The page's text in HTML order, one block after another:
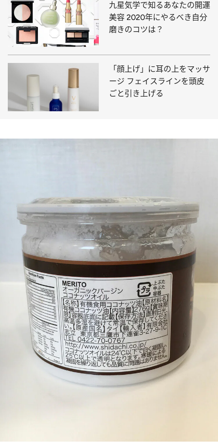
九星気学で知るあなたの開運
美容 2020年にやるべき自分
磨きのコツは？
「顔上げ」に耳の上をマッサ
ージ フェイスラインを頭皮
ごと引き上げる